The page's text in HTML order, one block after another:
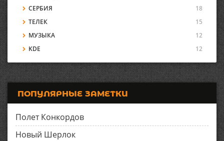
СЕРБИЯ
18
ТЕЛЕК
15
МУЗЫКА
12
KDE
12
ПОПУЛЯРНЫЕ ЗАМЕТКИ
Полет Конкордов
Новый Шерлок